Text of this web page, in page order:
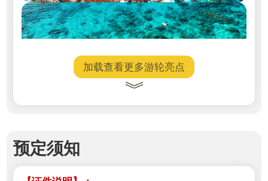
加载查看更多游轮亮点
预定须知